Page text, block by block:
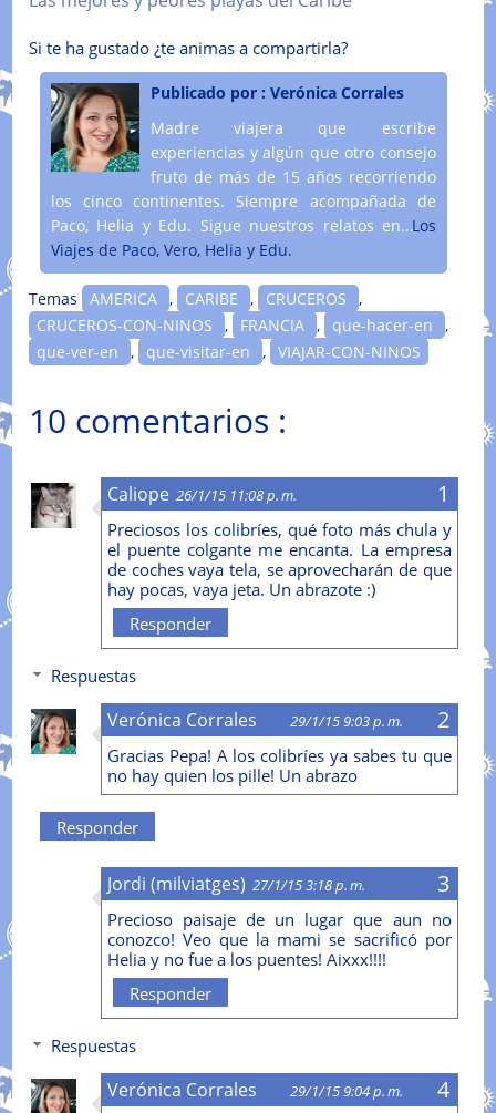
Si te ha gustado ¿te animas a compartirla?
Publicado por : Verónica Corrales
Madre viajera que escribe
experiencias y algún que otro consejo
fruto de más de 15 años recorriendo
los cinco continentes. Siempre acompañada de
Paco, Helia y Edu. Sigue nuestros relatos en....
Los
Viajes de Paco, Vero, Helia y Edu.
Temas AMERICA , CARIBE , CRUCEROS
,
CRUCEROS-CON-NINOS
, FRANCIA , que-hacer-en
,
que-ver-en
, que-visitar-en , VIAJAR-CON-NINOS
10 comentarios :
Caliope 26/1/15 11:08 p. m.
Preciosos los colibríes, qué foto más chula y
el puente colgante me encanta. La empresa
de coches vaya tela, se aprovecharán de que
hay pocas, vaya jeta. Un abrazote :)
Responder
Respuestas
Verónica Corrales 29/1/15 9:03 p. m.
Gracias Pepa! A los colibríes ya sabes tu que
no hay quien los pille! Un abrazo
Responder
Jordi (milviatges) 27/1/15 3:18 p. m.
Precioso paisaje de un lugar que aun no
conozco! Veo que la mami se sacrificó por
Helia y no fue a los puentes! Aixxx!!!!
Responder
Respuestas
Verónica Corrales 29/1/15 9:04 p. m.